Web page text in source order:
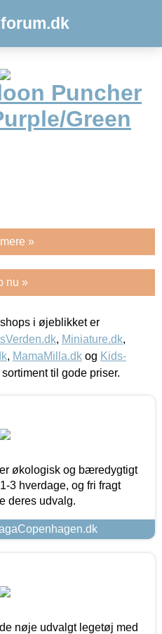
Puncher
Green
»
nu »
i øjeblikket er
, Miniature.dk,
, MamaMilla.dk og Kids-
til gode priser.
økologisk og bæredygtigt
3 hverdage, og fri fragt
deres udvalg.
nøje udvalgt legetøj med